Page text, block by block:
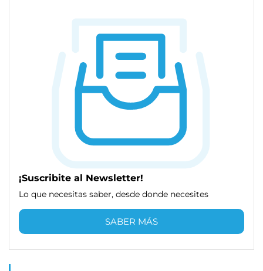
¡Suscribite al Newsletter!
Lo que necesitas saber, desde donde necesites
SABER MÁS